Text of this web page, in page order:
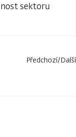
sektoru
Předchozí/Další